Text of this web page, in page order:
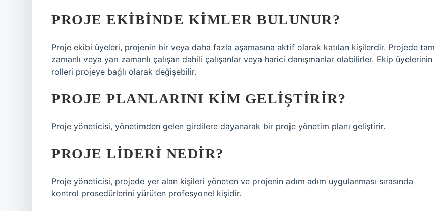
PROJE EKIBINDE KIMLER BULUNUR?
Proje ekibi üyeleri, projenin bir veya daha fazla aşamasına aktif olarak katılan kişilerdir. Projede tam
zamanlı veya yarı zamanlı çalışan dahili çalışanlar veya harici danışmanlar olabilirler. Ekip üyelerinin
rolleri projeye bağlı olarak değişebilir.
PROJE PLANLARINI KIM GELIŞTIRIR?
Proje yöneticisi, yönetimden gelen girdilere dayanarak bir proje yönetim planı geliştirir.
PROJE LIDERI NEDIR?
Proje yöneticisi, projede yer alan kişileri yöneten ve projenin adım adım uygulanması sırasında
kontrol prosedürlerini yürüten profesyonel kişidir.